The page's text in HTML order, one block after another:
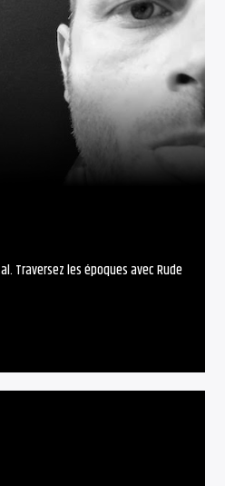
Traversez les époques avec Rude